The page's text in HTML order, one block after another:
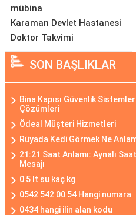
mübina
Karaman Devlet Hastanesi
Doktor Takvimi
SON BAŞLIKLAR
Bina Kapısı Güvenlik
Çözümleri
Ödeal Müşteri Hizmetleri
Rüyada Kedi Görmek Ne
21:21 Saat Anlamı: Aynalı
Mesajı
0 5 lt su kaç kg
0542 542 00 54 Hangi numara
0434 hangi ilin alan kodu